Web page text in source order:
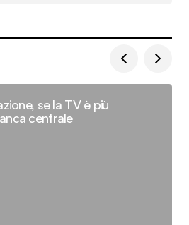
se la TV è più
centrale